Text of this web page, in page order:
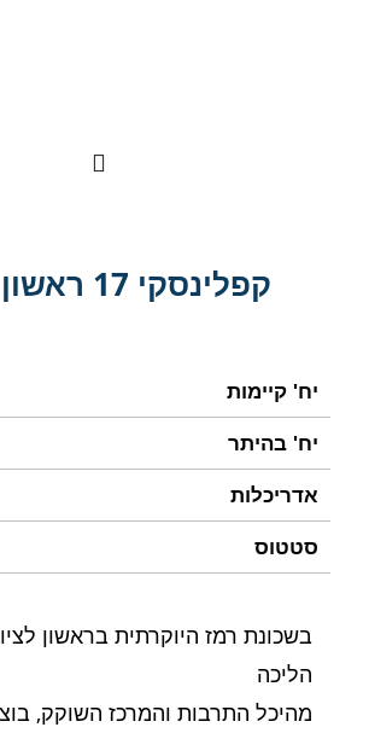
קפלינסקי 17 ראשון לציון
יח' קיימות
יח' בהיתר
אדריכלות
סטטוס
בשכונת רמז היוקרתית בראשון
הליכה
מהיכל התרבות והמרכז השוקק,